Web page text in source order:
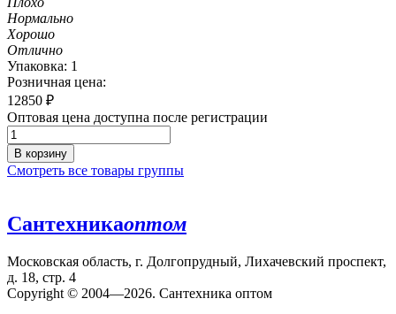
Нормально
Хорошо
Отлично
Упаковка: 1
Розничная цена:
12850 ₽
Оптовая цена доступна после регистрации
В корзину
Смотреть все товары группы
Сантехникаоптом
Московская область, г. Долгопрудный, Лихачевский проспект,
д. 18, стр. 4
Copyright © 2004—2026. Сантехника оптом